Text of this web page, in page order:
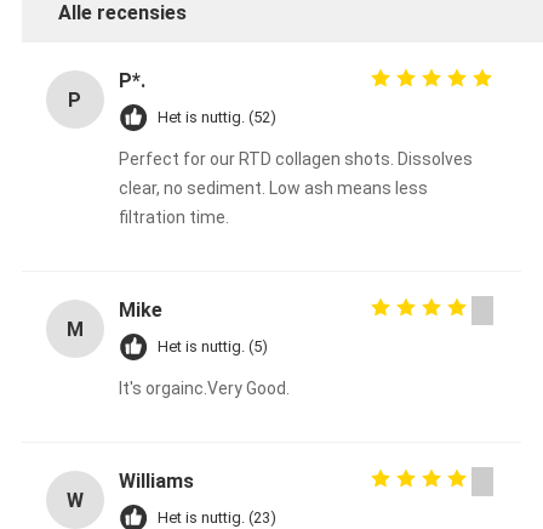
Alle recensies
P
P*.
Het is nuttig. (52)
Perfect for our RTD collagen shots. Dissolves
clear, no sediment. Low ash means less
filtration time.
M
Mike
Het is nuttig. (5)
It's orgainc.Very Good.
W
Williams
Het is nuttig. (23)